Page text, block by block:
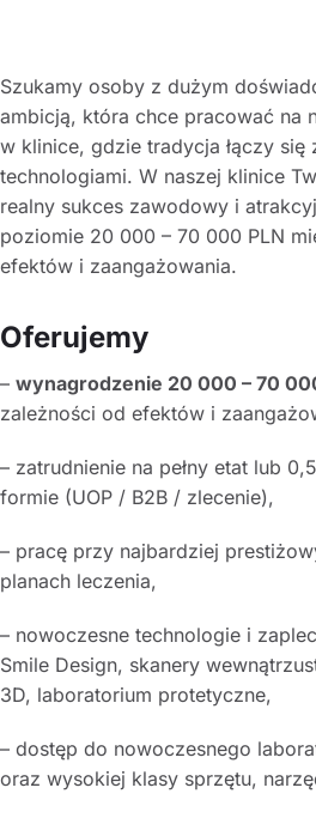
Szukamy osoby z dużym
ambicją, która chce pracować na
w klinice, gdzie tradycja łączy się
technologiami. W naszej klinice
realny sukces zawodowy i
poziomie 20 000 – 70 000 PLN
efektów i zaangażowania.
Oferujemy
– wynagrodzenie 20 000 – 70
zależności od efektów i
– zatrudnienie na pełny etat lub
formie (UOP / B2B / zlecenie),
– pracę przy najbardziej
planach leczenia,
– nowoczesne technologie i
Smile Design, skanery
3D, laboratorium protetyczne,
– dostęp do nowoczesnego
oraz wysokiej klasy sprzętu,